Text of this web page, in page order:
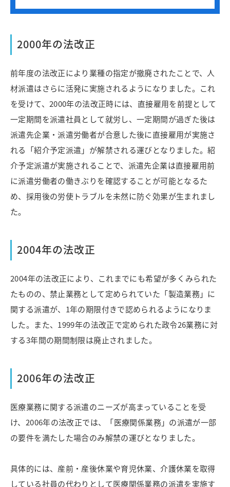
2000年の法改正
前年度の法改正により業種の指定が撤廃されたことで、人
材派遣はさらに活発に実施されるようになりました。これ
を受けて、2000年の法改正時には、直接雇用を前提として
一定期間を派遣社員として就労し、一定期間が過ぎた後は
派遣先企業・派遣労働者が合意した後に直接雇用が実施さ
れる「紹介予定派遣」が解禁される運びとなりました。紹
介予定派遣が実施されることで、派遣先企業は直接雇用前
に派遣労働者の働きぶりを確認することが可能となるた
め、採用後の労使トラブルを未然に防ぐ効果が生まれまし
た。
2004年の法改正
2004年の法改正により、これまでにも希望が多くみられた
たものの、禁止業務として定められていた「製造業務」に
関する派遣が、1年の期限付きで認められるようになりま
した。また、1999年の法改正で定められた政令26業務に対
する3年間の期間制限は廃止されました。
2006年の法改正
医療業務に関する派遣のニーズが高まっていることを受
け、2006年の法改正では、「医療関係業務」の派遣が一部
の要件を満たした場合のみ解禁の運びとなりました。
具体的には、産前・産後休業や育児休業、介護休業を取得
している社員の代わりとして医療関係業務の派遣を実施す